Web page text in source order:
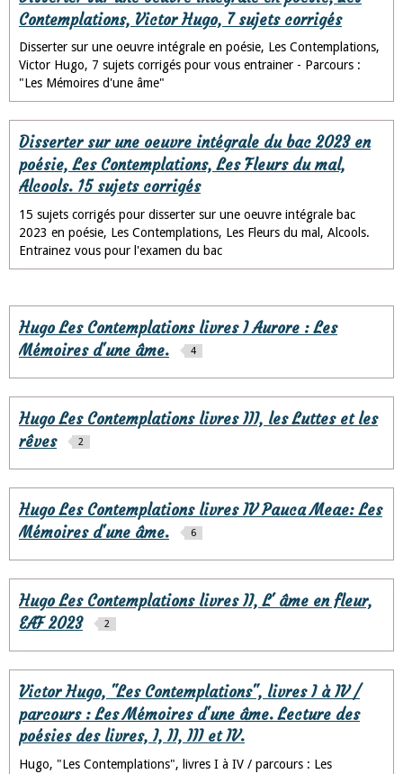
Contemplations, Victor Hugo, 7 sujets corrigés
Disserter sur une oeuvre intégrale en poésie, Les Contemplations,
Victor Hugo, 7 sujets corrigés pour vous entrainer - Parcours :
"Les Mémoires d'une âme"
Disserter sur une oeuvre intégrale du bac 2023 en
poésie, Les Contemplations, Les Fleurs du mal,
Alcools. 15 sujets corrigés
15 sujets corrigés pour disserter sur une oeuvre intégrale bac
2023 en poésie, Les Contemplations, Les Fleurs du mal, Alcools.
Entrainez vous pour l'examen du bac
Hugo Les Contemplations livres I Aurore : Les
Mémoires d'une âme.
4
Hugo Les Contemplations livres III, les Luttes et les
rêves
2
Hugo Les Contemplations livres IV Pauca Meae: Les
Mémoires d'une âme.
6
Hugo Les Contemplations livres II, L' âme en fleur,
EAF 2023
2
Victor Hugo, "Les Contemplations", livres I à IV /
parcours : Les Mémoires d'une âme. Lecture des
poésies des livres, I, II, III et IV.
Hugo, "Les Contemplations", livres I à IV / parcours : Les